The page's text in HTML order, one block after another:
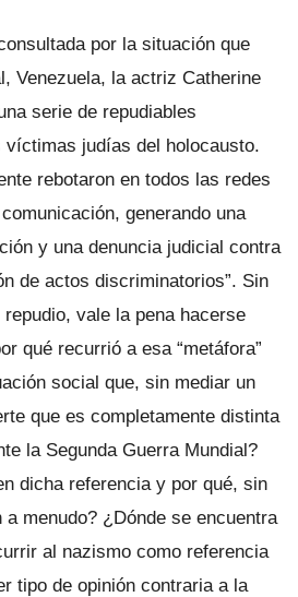
por la situación que
Venezuela, la actriz Catherine
serie de repudiables
judías del holocausto.
rebotaron en todos las redes
generando una
y una denuncia judicial contra
de actos discriminatorios”. Sin
vale la pena hacerse
qué recurrió a esa “metáfora”
social que, sin mediar un
que es completamente distinta
la Segunda Guerra Mundial?
dicha referencia y por qué, sin
menudo? ¿Dónde se encuentra
al nazismo como referencia
tipo de opinión contraria a la